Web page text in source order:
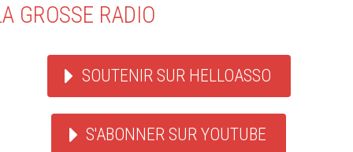
GROSSE RADIO
SOUTENIR SUR HELLOASSO
S'ABONNER SUR YOUTUBE